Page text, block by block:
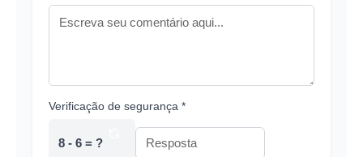
Verificação de segurança *
8 - 6 = ?